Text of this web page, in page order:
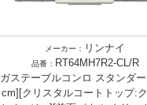
メーカー： リンナイ
品番： RT64MH7R2-CL/R
ガステーブルコンロ スタンダ
cm][クリスタルコートトップ: